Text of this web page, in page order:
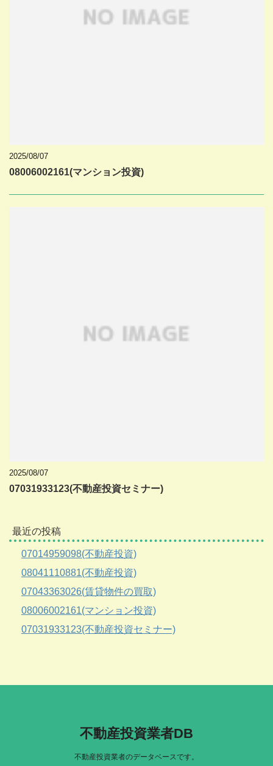
2025/08/07
08006002161(マンション投資)
2025/08/07
07031933123(不動産投資セミナー)
最近の投稿
07014959098(不動産投資)
08041110881(不動産投資)
07043363026(賃貸物件の買取)
08006002161(マンション投資)
07031933123(不動産投資セミナー)
不動産投資業者DB
不動産投資業者のデータベースです。